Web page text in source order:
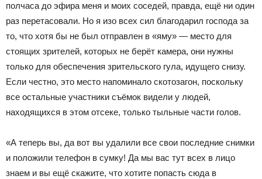
полчаса до эфира меня и моих соседей, правда, ещё ни один
раз перетасовали. Но я изо всех сил благодарил господа за
то, что хотя бы не был отправлен в «яму» — место для
стоящих зрителей, которых не берёт камера, они нужны
только для обеспечения зрительского гула, идущего снизу.
Если честно, это место напоминало скотозагон, поскольку
все остальные участники съёмок видели у людей,
находящихся в этом отсеке, только тыльные части голов.
«А теперь вы, да вот вы удалили все свои последние снимки
и положили телефон в сумку! Да мы вас тут всех в лицо
знаем и вы ещё скажите, что хотите попасть сюда в